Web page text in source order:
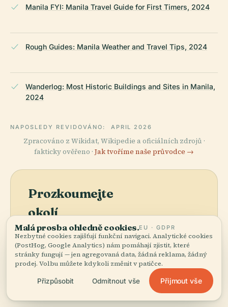
Manila FYI: Manila Travel Guide for First Timers, 2024
Rough Guides: Manila Weather and Travel Tips, 2024
Wanderlog: Most Historic Buildings and Sites in Manila,
2024
NAPOSLEDY REVIDOVÁNO: APRIL 2026
Zpracováno z Wikidat, Wikipedie a oficiálních zdrojů ·
fakticky ověřeno · Jak tvoříme naše průvodce →
Prozkoumejte
okolí
Podívejte se na
Historická Značka
Hrdinům Města Manila
na mapě a objevte, co je
Zobrazit mapu
Malá prosba ohledně cookies.EU · GDPR
Nezbytné cookies zajišťují funkční navigaci. Analytické cookies
(PostHog, Google Analytics) nám pomáhají zjistit, které
stránky fungují — jen agregovaná data, žádná reklama, žádný
prodej. Volbu můžete kdykoli změnit v patičce.
Přizpůsobit Odmítnout vše Přijmout vše